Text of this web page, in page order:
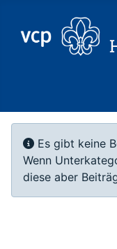
Information
Es gibt keine
Wenn
diese aber